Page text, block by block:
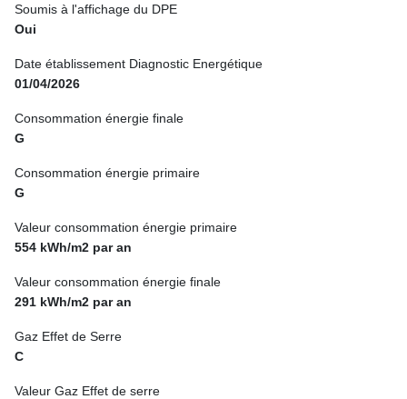
Soumis à l'affichage du DPE
Oui
Date établissement Diagnostic Energétique
01/04/2026
Consommation énergie finale
G
Consommation énergie primaire
G
Valeur consommation énergie primaire
554 kWh/m2 par an
Valeur consommation énergie finale
291 kWh/m2 par an
Gaz Effet de Serre
C
Valeur Gaz Effet de serre